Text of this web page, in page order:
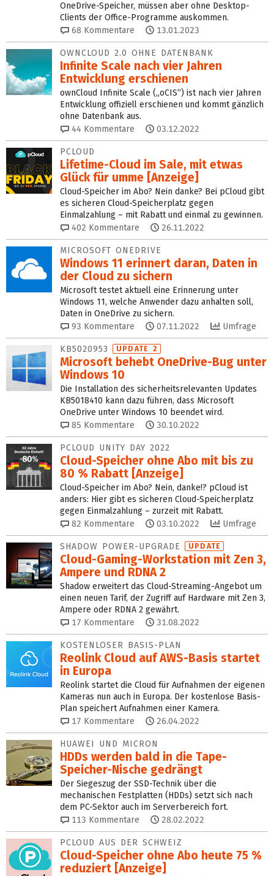
OneDrive-Speicher, müssen aber ohne Desktop-
Clients der Office-Programme auskommen.
68 Kommentare 13.01.2023
OWNCLOUD 2.0 OHNE DATENBANK
Infinite Scale nach vier Jahren
Entwicklung erschienen
ownCloud Infinite Scale („oCIS“) ist nach vier Jahren
Entwicklung offiziell erschienen und kommt gänzlich
ohne Datenbank aus.
44 Kommentare 03.12.2022
PCLOUD
Lifetime-Cloud im Sale, mit etwas
Glück für umme [Anzeige]
Cloud-Speicher im Abo? Nein danke? Bei pCloud gibt
es sicheren Cloud-Speicherplatz gegen
Einmalzahlung – mit Rabatt und einmal zu gewinnen.
402 Kommentare 26.11.2022
MICROSOFT ONEDRIVE
Windows 11 erinnert daran, Daten in
der Cloud zu sichern
Microsoft testet aktuell eine Erinnerung unter
Windows 11, welche Anwender dazu anhalten soll,
Daten in OneDrive zu sichern.
93 Kommentare 07.11.2022 Umfrage
KB5020953 UPDATE 2
Microsoft behebt OneDrive-Bug unter
Windows 10
Die Installation des sicherheitsrelevanten Updates
KB5018410 kann dazu führen, dass Microsoft
OneDrive unter Windows 10 beendet wird.
85 Kommentare 30.10.2022
PCLOUD UNITY DAY 2022
Cloud-Speicher ohne Abo mit bis zu
80 % Rabatt [Anzeige]
Cloud-Speicher im Abo? Nein, danke!? pCloud ist
anders: Hier gibt es sicheren Cloud-Speicherplatz
gegen Einmalzahlung – zurzeit mit Rabatt.
82 Kommentare 03.10.2022 Umfrage
SHADOW POWER-UPGRADE UPDATE
Cloud-Gaming-Workstation mit Zen 3,
Ampere und RDNA 2
Shadow erweitert das Cloud-Streaming-Angebot um
einen neuen Tarif, der Zugriff auf Hardware mit Zen 3,
Ampere oder RDNA 2 gewährt.
17 Kommentare 31.08.2022
KOSTENLOSER BASIS-PLAN
Reolink Cloud auf AWS-Basis startet
in Europa
Reolink startet die Cloud für Aufnahmen der eigenen
Kameras nun auch in Europa. Der kostenlose Basis-
Plan speichert Aufnahmen einer Kamera.
17 Kommentare 26.04.2022
HUAWEI UND MICRON
HDDs werden bald in die Tape-
Speicher-Nische gedrängt
Der Siegeszug der SSD-Technik über die
mechanischen Festplatten (HDDs) setzt sich nach
dem PC-Sektor auch im Serverbereich fort.
113 Kommentare 28.02.2022
PCLOUD AUS DER SCHWEIZ
Cloud-Speicher ohne Abo heute 75 %
reduziert [Anzeige]